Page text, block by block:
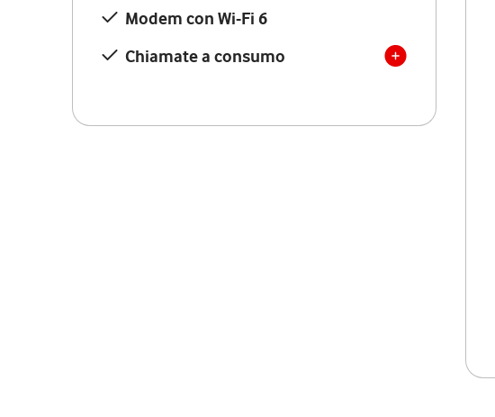
Modem con Wi-Fi 6
Chiamate a consumo